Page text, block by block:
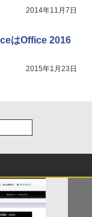
2014年11月7日
はOffice 2016
2015年1月23日